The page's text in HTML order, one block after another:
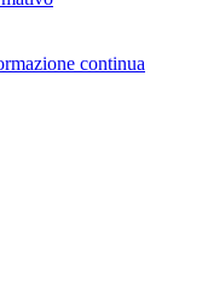
continua